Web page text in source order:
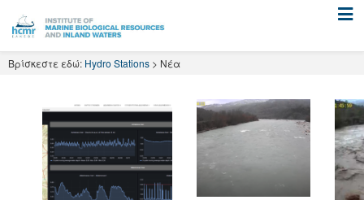
content
Βρίσκεστε εδώ: Hydro Stations > Νέα